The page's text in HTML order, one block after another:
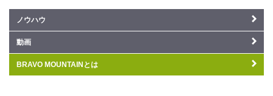
ノウハウ
動画
BRAVO MOUNTAINとは